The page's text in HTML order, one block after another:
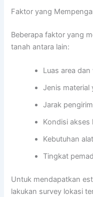
Faktor yang
Beberapa faktor yang
tanah antara lain:
Luas area
Jenis material
Jarak
Kondisi akses
Kebutuhan
Tingkat
Untuk mendapatkan
lakukan survey lokasi